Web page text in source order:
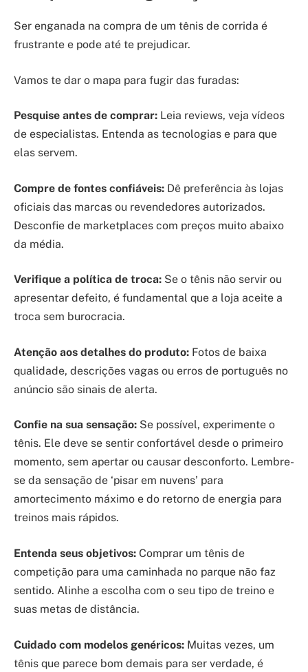
Ser enganada na compra de um tênis de corrida é
frustrante e pode até te prejudicar.
Vamos te dar o mapa para fugir das furadas:
Pesquise antes de comprar: Leia reviews, veja vídeos
de especialistas. Entenda as tecnologias e para que
elas servem.
Compre de fontes confiáveis: Dê preferência às lojas
oficiais das marcas ou revendedores autorizados.
Desconfie de marketplaces com preços muito abaixo
da média.
Verifique a política de troca: Se o tênis não servir ou
apresentar defeito, é fundamental que a loja aceite a
troca sem burocracia.
Atenção aos detalhes do produto: Fotos de baixa
qualidade, descrições vagas ou erros de português no
anúncio são sinais de alerta.
Confie na sua sensação: Se possível, experimente o
tênis. Ele deve se sentir confortável desde o primeiro
momento, sem apertar ou causar desconforto. Lembre-
se da sensação de ‘pisar em nuvens’ para
amortecimento máximo e do retorno de energia para
treinos mais rápidos.
Entenda seus objetivos: Comprar um tênis de
competição para uma caminhada no parque não faz
sentido. Alinhe a escolha com o seu tipo de treino e
suas metas de distância.
Cuidado com modelos genéricos: Muitas vezes, um
tênis que parece bom demais para ser verdade, é